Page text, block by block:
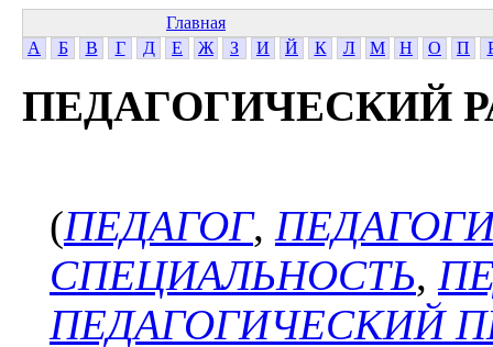
Главная
А
Б В Г Д Е Ж З И Й К Л М Н О П
ПЕДАГОГИЧЕСКИЙ
(ПЕДАГОГ,
СПЕЦИАЛЬНОСТЬ,
ПЕДАГОГИЧЕСКИЙ